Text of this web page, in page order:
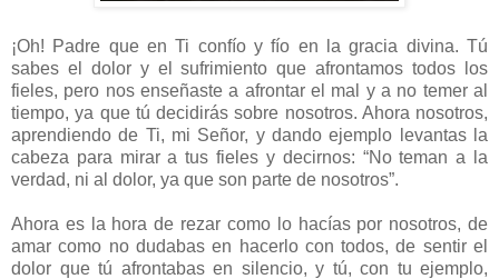
¡Oh! Padre que en Ti confío y fío en la gracia divina. Tú
sabes el dolor y el sufrimiento que afrontamos todos los
fieles, pero nos enseñaste a afrontar el mal y a no temer al
tiempo, ya que tú decidirás sobre nosotros. Ahora nosotros,
aprendiendo de Ti, mi Señor, y dando ejemplo levantas la
cabeza para mirar a tus fieles y decirnos: “No teman a la
verdad, ni al dolor, ya que son parte de nosotros”.
Ahora es la hora de rezar como lo hacías por nosotros, de
amar como no dudabas en hacerlo con todos, de sentir el
dolor que tú afrontabas en silencio, y tú, con tu ejemplo,